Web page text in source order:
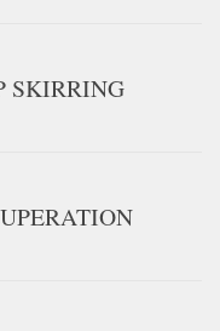
SKIRRING